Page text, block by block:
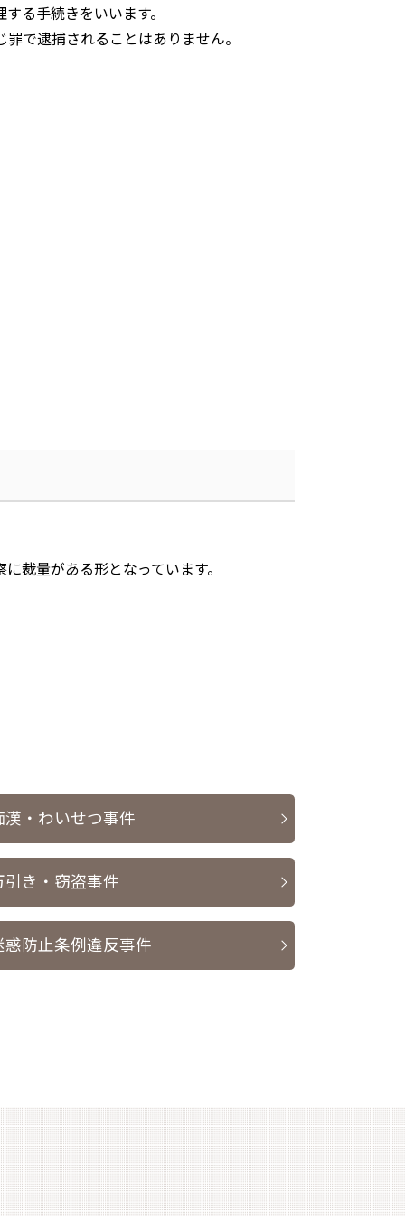
る手続きをいいます。
で逮捕されることはありません。
裁量がある形となっています。
漢・わいせつ事件
引き・窃盗事件
惑防止条例違反事件